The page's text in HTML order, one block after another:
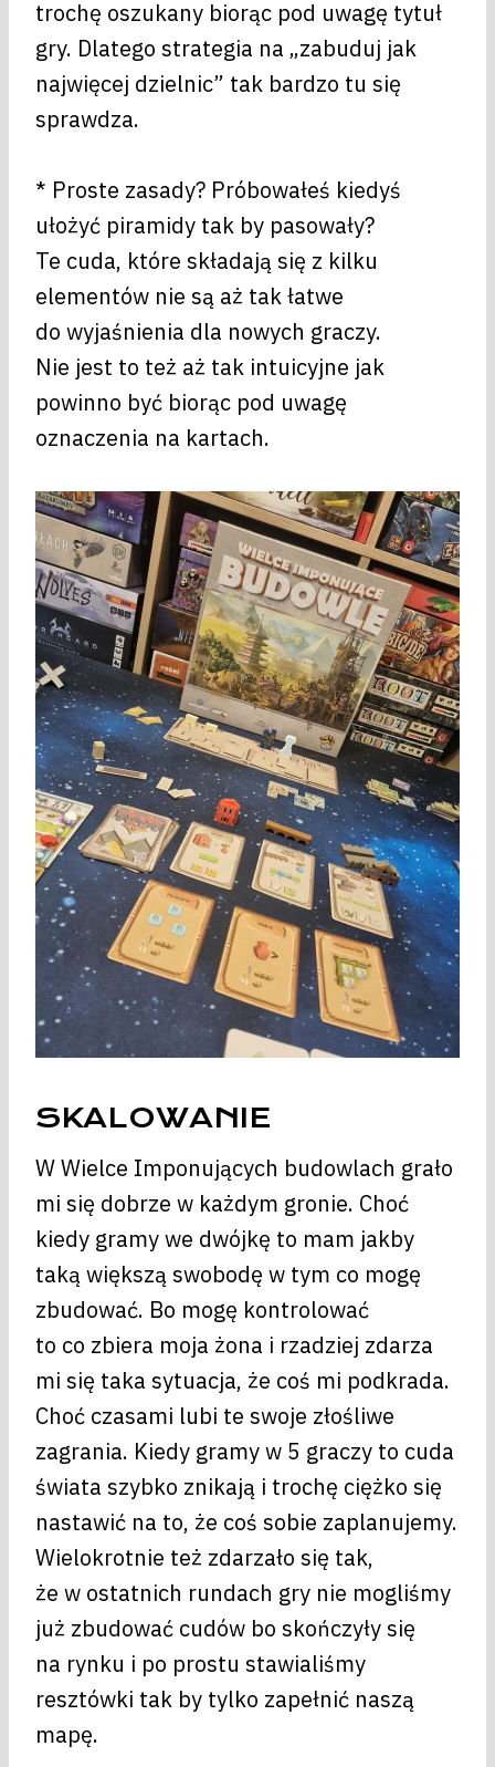
trochę oszukany biorąc pod uwagę tytuł
gry. Dlatego strategia na „zabuduj jak
najwięcej dzielnic” tak bardzo tu się
sprawdza.
* Proste zasady? Próbowałeś kiedyś
ułożyć piramidy tak by pasowały?
Te cuda, które składają się z kilku
elementów nie są aż tak łatwe
do wyjaśnienia dla nowych graczy.
Nie jest to też aż tak intuicyjne jak
powinno być biorąc pod uwagę
oznaczenia na kartach.
SKALOWANIE
W Wielce Imponujących budowlach grało
mi się dobrze w każdym gronie. Choć
kiedy gramy we dwójkę to mam jakby
taką większą swobodę w tym co mogę
zbudować. Bo mogę kontrolować
to co zbiera moja żona i rzadziej zdarza
mi się taka sytuacja, że coś mi podkrada.
Choć czasami lubi te swoje złośliwe
zagrania. Kiedy gramy w 5 graczy to cuda
świata szybko znikają i trochę ciężko się
nastawić na to, że coś sobie zaplanujemy.
Wielokrotnie też zdarzało się tak,
że w ostatnich rundach gry nie mogliśmy
już zbudować cudów bo skończyły się
na rynku i po prostu stawialiśmy
resztówki tak by tylko zapełnić naszą
mapę.